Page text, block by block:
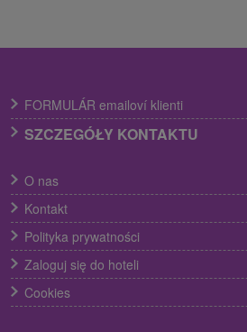
FORMULÁR emailoví klienti
SZCZEGÓŁY KONTAKTU
O nas
Kontakt
Polityka prywatności
Zaloguj się do hoteli
Cookies